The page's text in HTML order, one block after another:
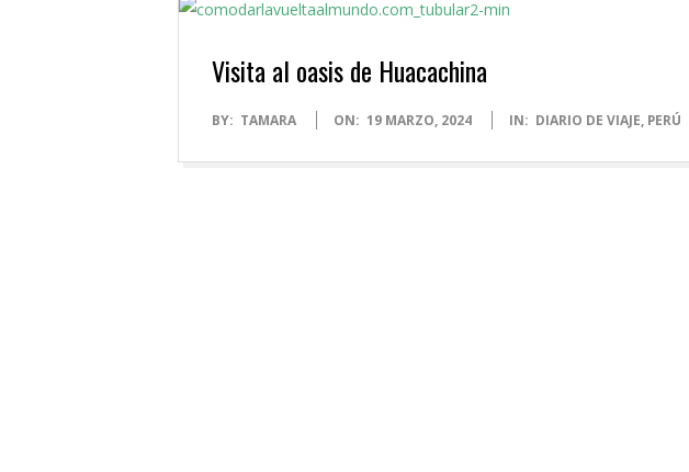
Visita al oasis de Huacachina
2024-
BY: TAMARA ON: 19 MARZO, 2024 IN: DIARIO DE VIAJE, PERÚ